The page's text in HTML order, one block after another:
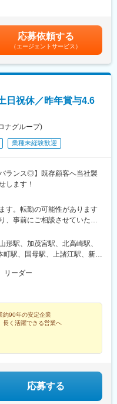
です。
界有数の能力を誇るスーパー
り、働きやすい環境です。
定・データ整理・報告業務を
発へとステップアップしてい
、振動解析装置 等）
FT-IR 等）
）
、CAE、計測・分析技術開発
カー製品の源流である材料開
わせた教育体制を整え、先輩
できます。
関われます。更に、そのスピ
んでいただき、自身の成長を
会へと価値を広げていく、
技術を担う企業】
あるサウンド事業を担ってい
月）賃金はあくまでも目安の
可能性があります。月給(月額)
応募依頼する
（エージェントサービス）
日祝休／昨年賞与4.6
ナグループ)
業種未経験歓迎
ランス◎】既存顧客へ当社製
します！
す。転勤の可能性があります
、事前にご相談させていただ
札幌市・函館市＜北東北地区
市＜関東地区＞・埼玉県／さ
／水戸市・東京都／立川市・
県／福井市・長野県／松本
名古屋市・静岡県／静岡市・
津市・兵庫県／神戸市・京都
／広島市・岡山県／岡山市・
島県／鹿児島市・熊本県／熊
対策：屋内全面分煙（屋外喫
形駅、加茂宮駅、北高崎駅、
駅、国母駅、上諸江駅、新庄
駅、栗林公園駅、上栄町駅、
祇園駅、備前西市駅、徳山
リーダー
約90年の安定企業
長く活躍できる営業へ
応募する